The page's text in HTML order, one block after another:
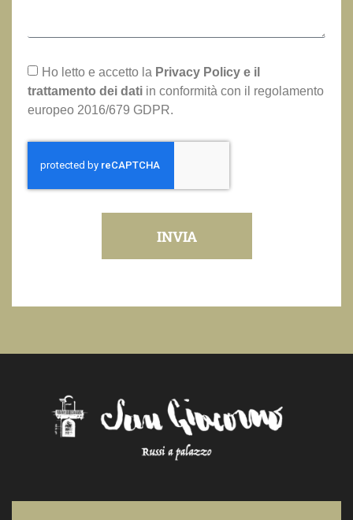
Ho letto e accetto la Privacy Policy e il
trattamento dei dati in conformità con il regolamento
europeo 2016/679 GDPR.
INVIA